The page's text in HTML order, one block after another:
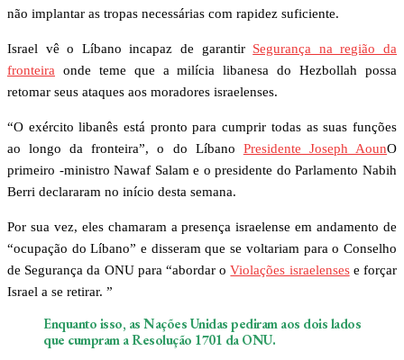
não implantar as tropas necessárias com rapidez suficiente.
Israel vê o Líbano incapaz de garantir Segurança na região da
fronteira onde teme que a milícia libanesa do Hezbollah possa
retomar seus ataques aos moradores israelenses.
“O exército libanês está pronto para cumprir todas as suas funções
ao longo da fronteira”, o do Líbano Presidente Joseph AounO
primeiro -ministro Nawaf Salam e o presidente do Parlamento Nabih
Berri declararam no início desta semana.
Por sua vez, eles chamaram a presença israelense em andamento de
“ocupação do Líbano” e disseram que se voltariam para o Conselho
de Segurança da ONU para “abordar oViolações israelensese forçar
Israel a se retirar. ”
Enquanto isso, as Nações Unidas pediram aos dois lados
que cumpram a Resolução 1701 da ONU.